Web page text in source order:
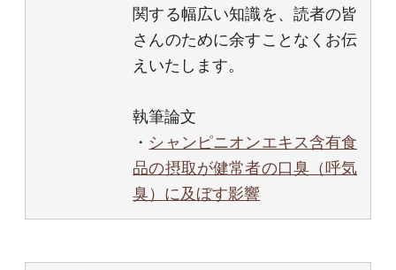
関する幅広い知識を、読者の皆
さんのために余すことなくお伝
えいたします。
執筆論文
・ シャンピニオンエキス含有食
品の摂取が健常者の口臭（呼気
臭）に及ぼす影響